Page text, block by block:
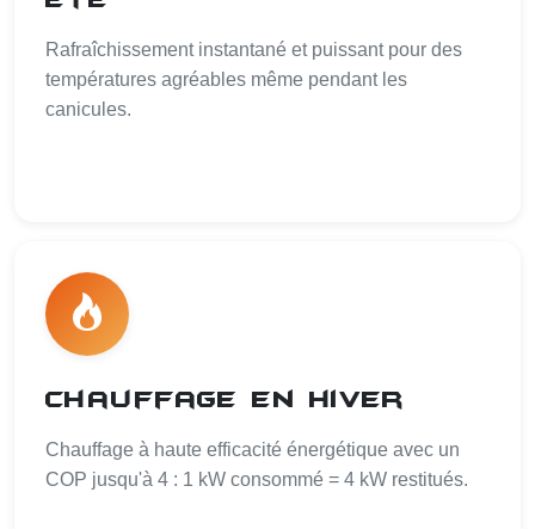
Rafraîchissement instantané et puissant pour des
températures agréables même pendant les
canicules.
Chauffage en hiver
Chauffage à haute efficacité énergétique avec un
COP jusqu'à 4 : 1 kW consommé = 4 kW restitués.